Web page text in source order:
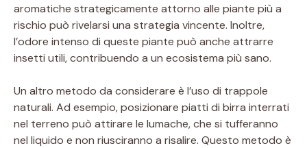
aromatiche strategicamente attorno alle piante più a
rischio può rivelarsi una strategia vincente. Inoltre,
l’odore intenso di queste piante può anche attrarre
insetti utili, contribuendo a un ecosistema più sano.
Un altro metodo da considerare è l’uso di trappole
naturali. Ad esempio, posizionare piatti di birra interrati
nel terreno può attirare le lumache, che si tufferanno
nel liquido e non riusciranno a risalire. Questo metodo è